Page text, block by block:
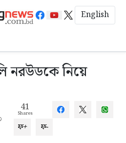
English
নরউডকে নিয়ে
41
Shares
ফ+ ফ-